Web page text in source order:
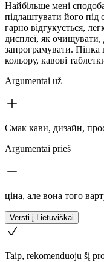
Найбільше мені
підлаштувати його
гарно відгукується,
дисплеї, як
запрограмувати. Пінка
кольору, кавові
Argumentai už
Смак кави, дизайн,
Argumentai prieš
ціна, але вона того
Versti į Lietuviškai
Taip, rekomenduoju šį